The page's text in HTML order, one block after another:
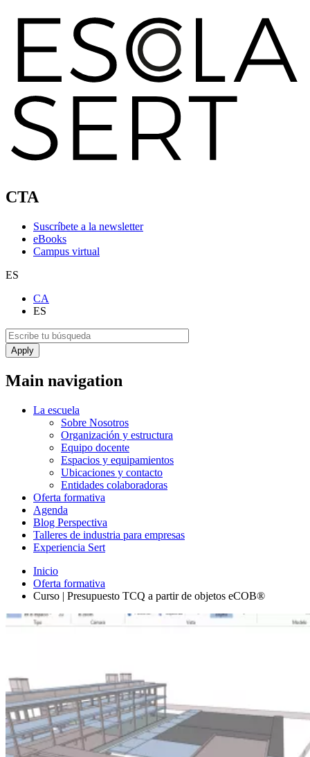
CTA
Suscríbete a la newsletter
eBooks
Campus virtual
ES
CA
ES
Main navigation
La escuela
Sobre Nosotros
Organización y estructura
Equipo docente
Espacios y equipamientos
Ubicaciones y contacto
Entidades colaboradoras
Oferta formativa
Agenda
Blog Perspectiva
Talleres de industria para empresas
Experiencia Sert
Inicio
Oferta formativa
Curso | Presupuesto TCQ a partir de objetos eCOB®